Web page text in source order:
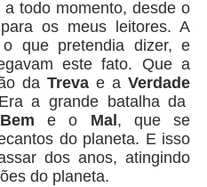
todo momento, desde o
os meus leitores. A
que pretendia dizer, e
este fato. Que a
daTreva e aVerdade
a grande batalha da
Bem e o Mal , que se
do planeta. E isso
dos anos, atingindo
do planeta.